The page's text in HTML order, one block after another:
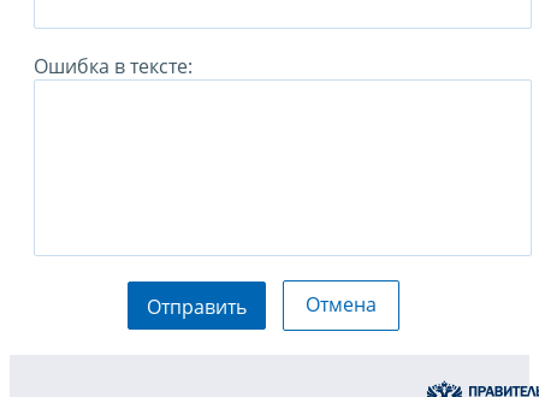
Ошибка в тексте:
Отправить Отмена